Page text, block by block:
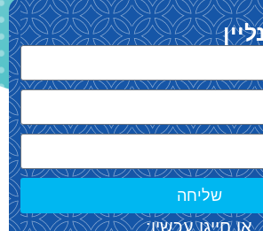
שליחה
או חייגו עכשיו: